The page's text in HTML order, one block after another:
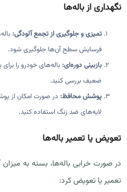
نگهداری از باله‌ها
تمیزی و جلوگیری از تجمع آلودگی:
فرسایش سطح آن‌ها جلوگیری شود.
بازبینی دوره‌ای: باله‌های خودرو را
ضعیف بررسی کنید.
پوشش محافظ:
لایه‌های ضد زنگ استفاده کنید.
تعویض یا تعمیر باله‌ها
در صورت خرابی باله‌ها، بسته به
تعمیر یا تعویض کرد: